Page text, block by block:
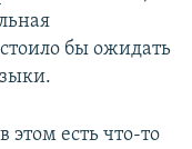
бы ожидать
этом есть что-то